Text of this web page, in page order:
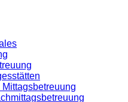
Mittagsbetreuung